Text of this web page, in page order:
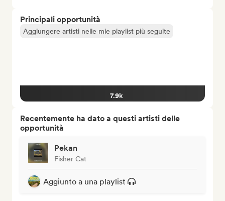
Principali opportunità
Aggiungere artisti nelle mie playlist più seguite
7.9k
Recentemente ha dato a questi artisti delle
opportunità
Pekan
Fisher Cat
Aggiunto a una playlist